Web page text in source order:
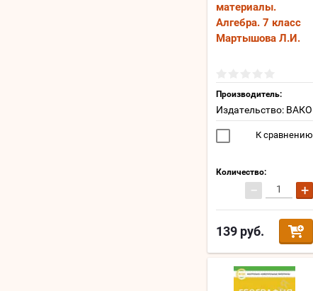
материалы.
Алгебра. 7 класс
Мартышова Л.И.
Производитель:
Издательство: ВАКО
К сравнению
Количество:
− +
139 руб.